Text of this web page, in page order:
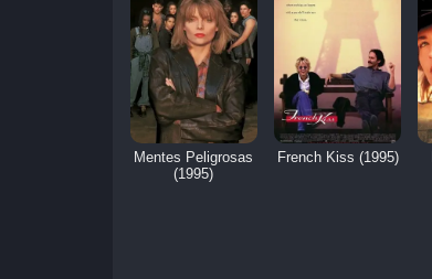
Mentes Peligrosas
(1995)
French Kiss (1995)